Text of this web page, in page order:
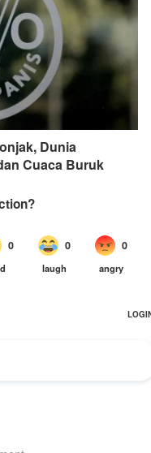
Dunia
Cuaca Buruk